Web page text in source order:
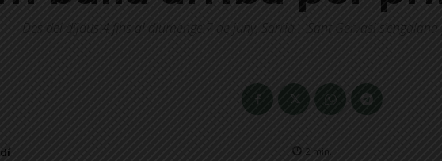
Des del dijous 4 fins al diumenge 7 de juny, Sarrià – Sant Gervasi
2 min.